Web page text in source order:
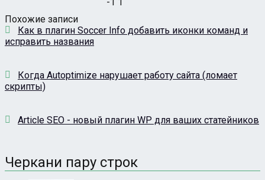
Похожие записи
Как в плагин Soccer Info добавить иконки команд и
исправить названия
Когда Autoptimize нарушает работу сайта (ломает
скрипты)
Article SEO - новый плагин WP для ваших статейников
Черкани пару строк